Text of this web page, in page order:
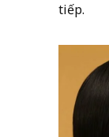
tiếp.